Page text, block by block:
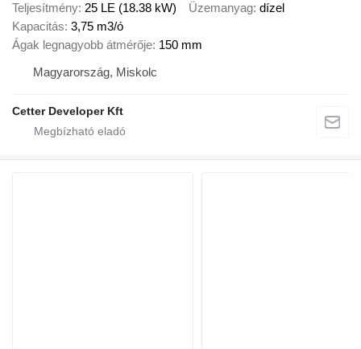
Teljesítmény 25 LE (18.38 kW) Üzemanyag dízel
Kapacitás 3,75 m3/ó
Ágak legnagyobb átmérője 150 mm
Magyarország, Miskolc
Cetter Developer Kft